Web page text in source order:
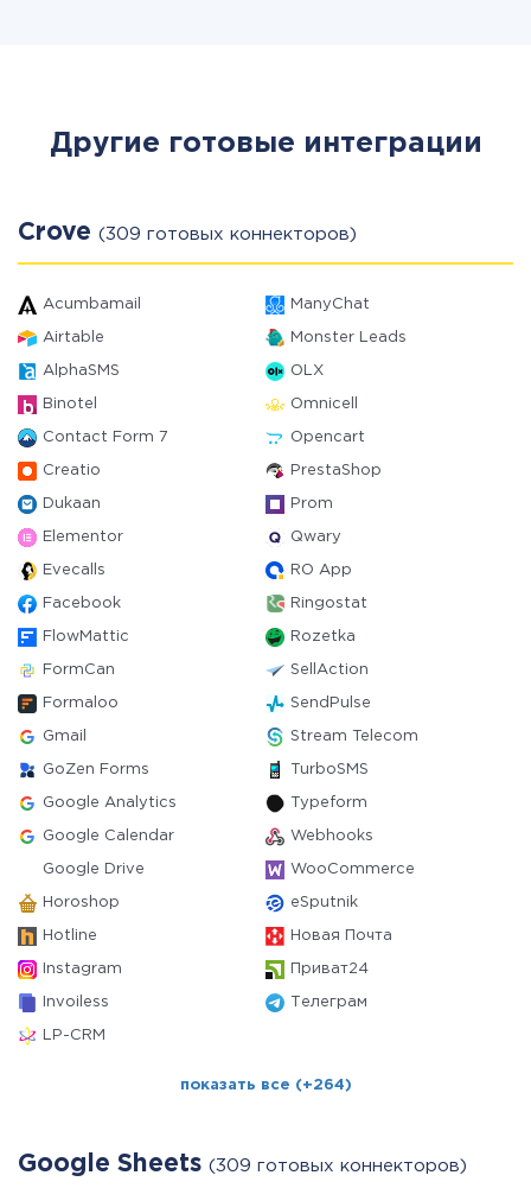
Другие готовые интеграции
Crove (309 готовых коннекторов)
Acumbamail ManyChat
Airtable Monster Leads
AlphaSMS OLX
Binotel Omnicell
Contact Form 7 Opencart
Creatio PrestaShop
Dukaan Prom
Elementor Qwary
Evecalls RO App
Facebook Ringostat
FlowMattic Rozetka
FormCan SellAction
Formaloo SendPulse
Gmail Stream Telecom
GoZen Forms TurboSMS
Google Analytics Typeform
Google Calendar Webhooks
Google Drive WooCommerce
Horoshop eSputnik
Hotline Новая Почта
Instagram Приват24
Invoiless Телеграм
LP-CRM
показать все (+264)
Google Sheets (309 готовых коннекторов)